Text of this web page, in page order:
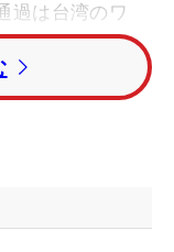
過は台湾のワ
・2位タイにエ
歳の加藤沙
には中嶋月葉、
寺西飛香留は
ュラーツアー